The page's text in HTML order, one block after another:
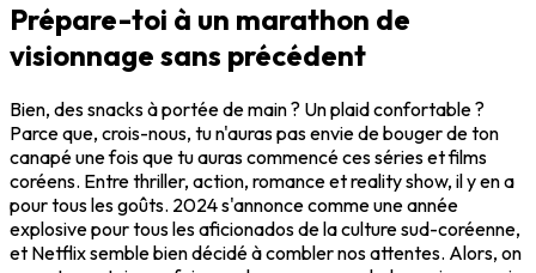
Prépare-toi à un marathon de
visionnage sans précédent
Bien, des snacks à portée de main ? Un plaid confortable ?
Parce que, crois-nous, tu n'auras pas envie de bouger de ton
canapé une fois que tu auras commencé ces séries et films
coréens. Entre thriller, action, romance et reality show, il y en a
pour tous les goûts. 2024 s'annonce comme une année
explosive pour tous les aficionados de la culture sud-coréenne,
et Netflix semble bien décidé à combler nos attentes. Alors, on